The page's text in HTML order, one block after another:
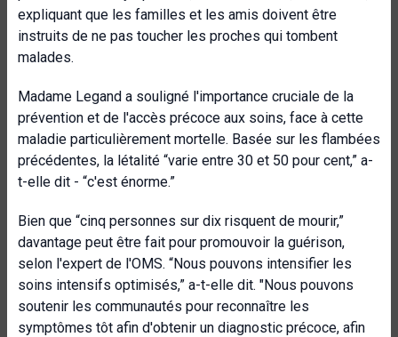
expliquant que les familles et les amis doivent être
instruits de ne pas toucher les proches qui tombent
malades.
Madame Legand a souligné l'importance cruciale de la
prévention et de l'accès précoce aux soins, face à cette
maladie particulièrement mortelle. Basée sur les flambées
précédentes, la létalité “varie entre 30 et 50 pour cent,” a-
t-elle dit - “c'est énorme.”
Bien que “cinq personnes sur dix risquent de mourir,”
davantage peut être fait pour promouvoir la guérison,
selon l'expert de l'OMS. “Nous pouvons intensifier les
soins intensifs optimisés,” a-t-elle dit. "Nous pouvons
soutenir les communautés pour reconnaître les
symptômes tôt afin d'obtenir un diagnostic précoce, afin